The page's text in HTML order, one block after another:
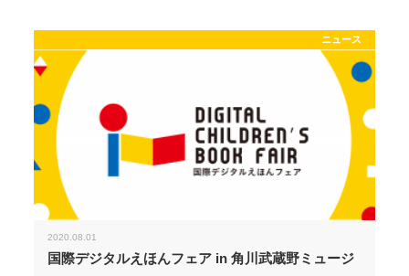
ニュース
2020.08.01
国際デジタルえほんフェア in 角川武蔵野ミュージ